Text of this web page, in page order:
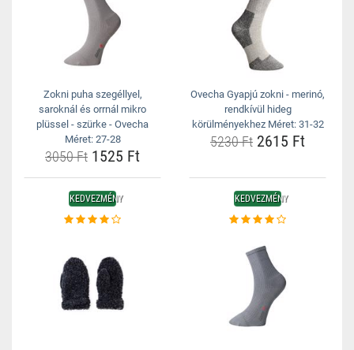
Zokni puha szegéllyel,
saroknál és orrnál mikro
plüssel - szürke - Ovecha
Méret: 27-28
3050 Ft 1525 Ft
Ovecha Gyapjú zokni - merinó,
rendkívül hideg
körülményekhez Méret: 31-32
5230 Ft 2615 Ft
KEDVEZMÉNY KEDVEZMÉNY